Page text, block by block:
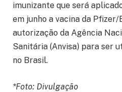
imunizante que será
em junho a vacina da
autorização da Agência
Sanitária (Anvisa) para ser
no Brasil.
*Foto: Divulgação